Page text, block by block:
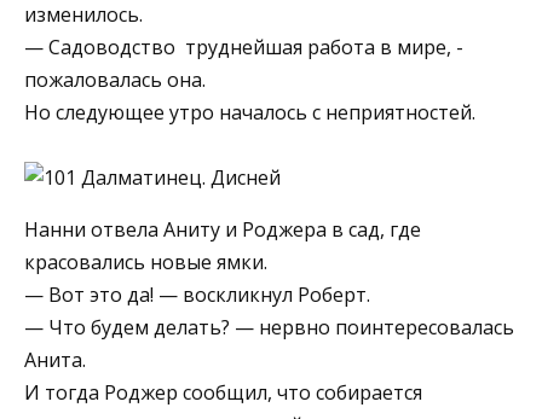
изменилось.
— Садоводство ­ труднейшая работа в мире, ­
пожаловалась она.
Но следующее утро началось с неприятностей.
Нанни отвела Аниту и Роджера в сад, где
красовались новые ямки.
— Вот это да! — воскликнул Роберт.
— Что будем делать? — нервно поинтересовалась
Анита.
И тогда Роджер сообщил, что собирается